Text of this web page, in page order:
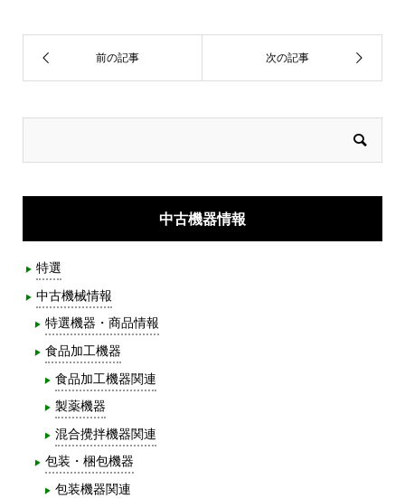
中古機器情報
特選
中古機械情報
特選機器・商品情報
食品加工機器
食品加工機器関連
製薬機器
混合攪拌機器関連
包装・梱包機器
包装機器関連